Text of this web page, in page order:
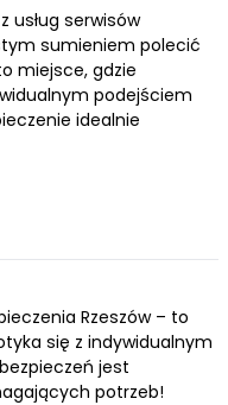
usług serwisów
sumieniem polecić
miejsce, gdzie
podejściem
idealnie
Rzeszów – to
się z indywidualnym
jest
potrzeb!